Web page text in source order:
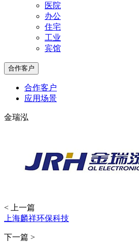
医院
办公
住宅
工业
宾馆
合作客户
合作客户
应用场景
金瑞泓
< 上一篇
上海麟祥环保科技
下一篇 >